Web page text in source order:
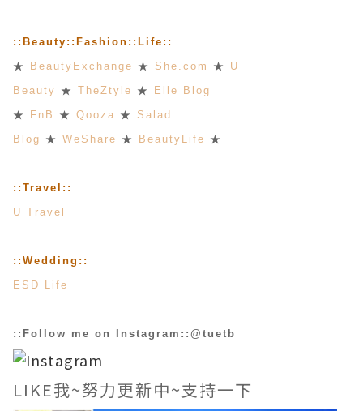
::Beauty :: Fashion::Life::
★ BeautyExchange ★ She.com ★ U
Beauty ★ TheZtyle ★
Elle Blog
★ FnB ★ Qooza ★ Salad
Blog ★ WeShare ★ BeautyLife ★
::Travel::
U Travel
::Wedding::
ESD Life
::Follow me on Instagram::@tuetb
LIKE我~努力更新中~支持一下